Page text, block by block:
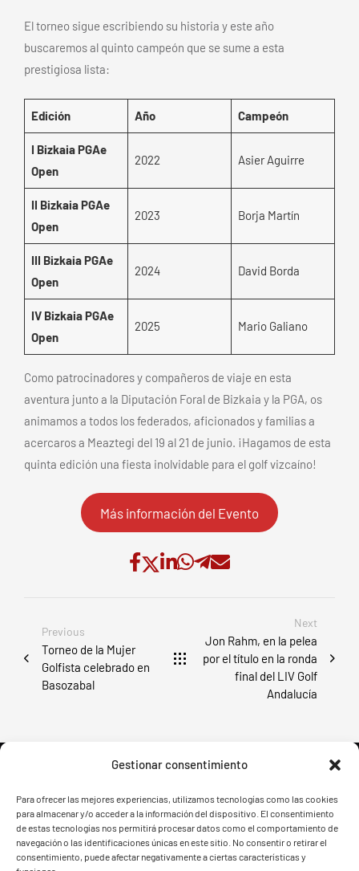
Gestionar consentimiento
Para ofrecer las mejores experiencias, utilizamos tecnologías como las cookies
para almacenar y/o acceder a la información del dispositivo. El consentimiento
de estas tecnologías nos permitirá procesar datos como el comportamiento de
navegación o las identificaciones únicas en este sitio. No consentir o retirar el
consentimiento, puede afectar negativamente a ciertas características y
El torneo sigue escribiendo su historia y este año
buscaremos al quinto campeón que se sume a esta
prestigiosa lista:
Edición Año Campeón
I Bizkaia PGAe
Open
2022 Asier Aguirre
II Bizkaia PGAe
Open
2023 Borja Martín
III Bizkaia PGAe
Open
2024 David Borda
IV Bizkaia PGAe
Open
2025 Mario Galiano
Como patrocinadores y compañeros de viaje en esta
aventura junto a la Diputación Foral de Bizkaia y la PGA, os
animamos a todos los federados, aficionados y familias a
acercaros a Meaztegi del 19 al 21 de junio. ¡Hagamos de esta
quinta edición una fiesta inolvidable para el golf vizcaíno!
Más información del Evento
Previous
Torneo de la Mujer
Golfista celebrado en
Basozabal
Next
Jon Rahm, en la pelea
por el título en la ronda
final del LIV Golf
Andalucía
FVG - BGF FVG - BGF